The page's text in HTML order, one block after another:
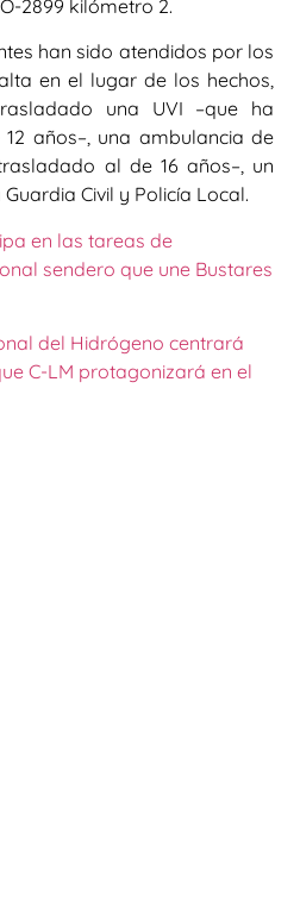
2899 kilómetro 2.
han sido atendidos por los
en el lugar de los hechos,
una UVI –que ha
años–, una ambulancia de
al de 16 años–, un
Civil y Policía Local.
en las tareas de
sendero que une Bustares
del Hidrógeno centrará
C-LM protagonizará en el